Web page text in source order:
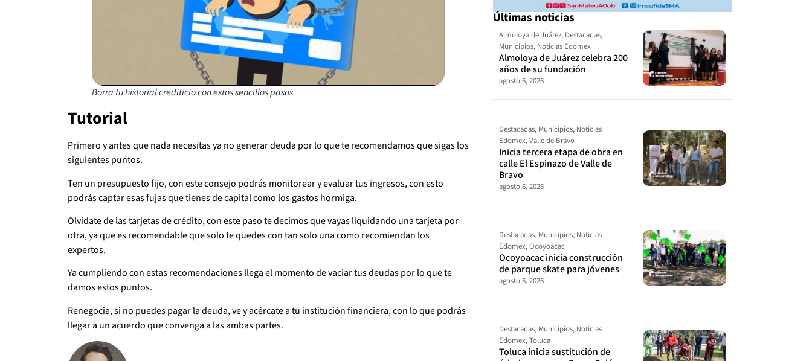
Borra tu historial crediticio con estos sencillos pasos
Tutorial
Primero y antes que nada necesitas ya no generar deuda por lo que te recomendamos que sigas los
siguientes puntos.
Ten un presupuesto fijo, con este consejo podrás monitorear y evaluar tus ingresos, con esto
podrás captar esas fujas que tienes de capital como los gastos hormiga.
Olvidate de las tarjetas de crédito, con este paso te decimos que vayas liquidando una tarjeta por
otra, ya que es recomendable que solo te quedes con tan solo una como recomiendan los
expertos.
Ya cumpliendo con estas recomendaciones llega el momento de vaciar tus deudas por lo que te
damos estos puntos.
Renegocia, si no puedes pagar la deuda, ve y acércate a tu institución financiera, con lo que podrás
llegar a un acuerdo que convenga a las ambas partes.
Últimas noticias
Almoloya de Juárez, Destacadas,
Municipios, Noticias Edomex
Almoloya de Juárez celebra 200
años de su fundación
agosto 6, 2026
Destacadas, Municipios, Noticias
Edomex,Valle de Bravo
Inicia tercera etapa de obra en
calle El Espinazo de Valle de
Bravo
agosto 6, 2026
Destacadas, Municipios, Noticias
Edomex,Ocoyoacac
Ocoyoacac inicia construcción
de parque skate para jóvenes
agosto 6, 2026
Destacadas, Municipios, Noticias
Edomex,Toluca
Toluca inicia sustitución de